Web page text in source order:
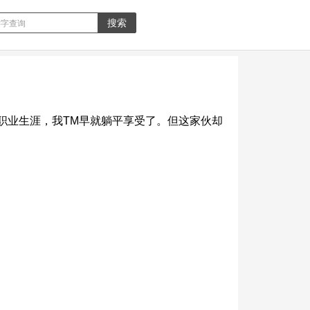
业生涯，我TM早就躺平享受了。但这家伙却